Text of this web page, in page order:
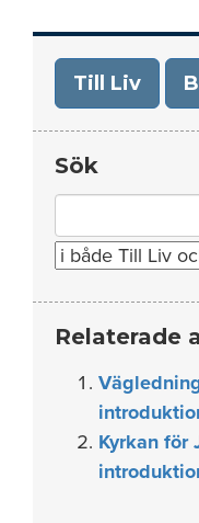
Till Liv
Sök
for:
Relaterade
Kyrkan för